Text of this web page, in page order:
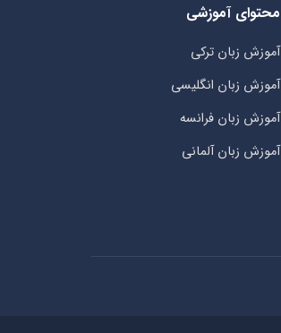
محتوای آموزشی
آموزش زبان ترکی
آموزش زبان انگلیسی
آموزش زبان فرانسه
آموزش زبان آلمانی